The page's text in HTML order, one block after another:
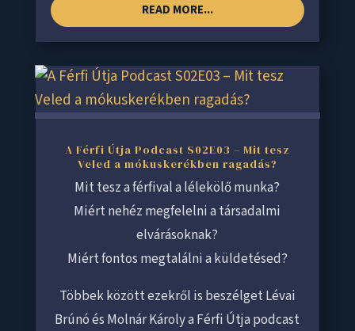
READ MORE...
A Férfi Útja Podcast S02E03 – Mit tesz
Veled a mókuskerékben ragadás?
Mit tesz a férfival a lélekölő munka?
Miért nehéz megfelelni a társadalmi
elvárásoknak?
Miért fontos megtalálni a küldetésed?
Többek között ezekről is beszélget Lévai
Brúnó és Molnár Károly a Férfi Útja podcast